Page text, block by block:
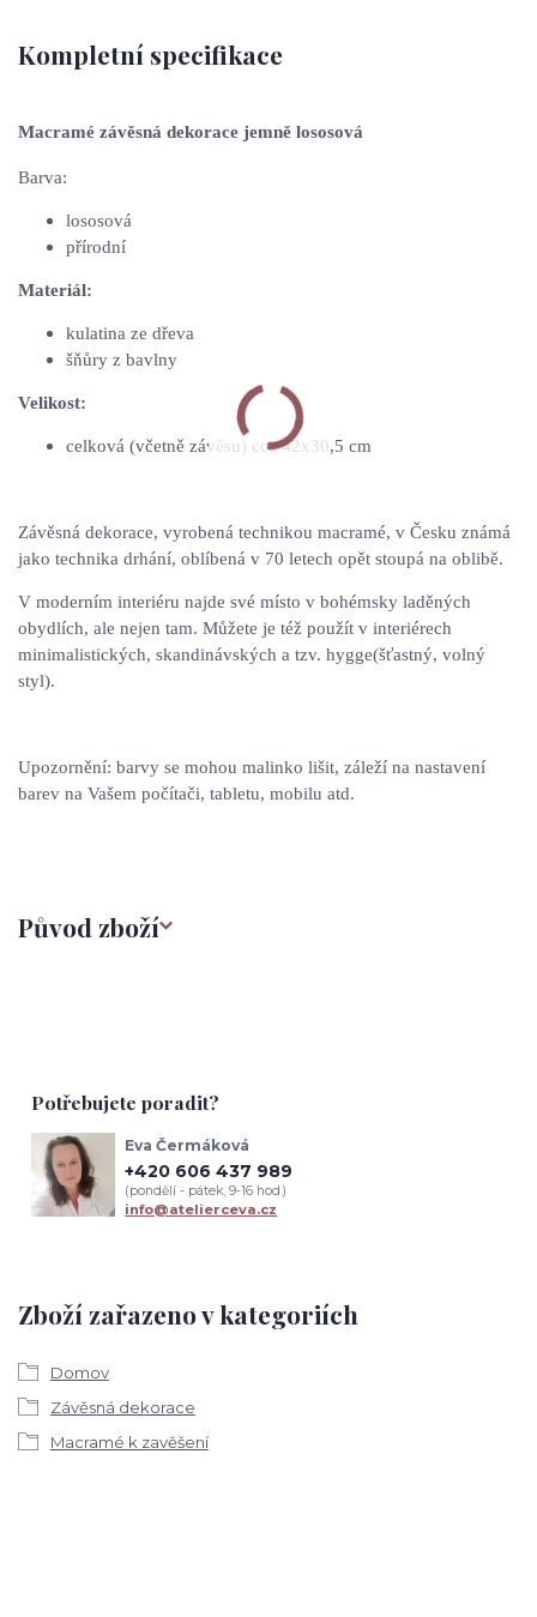
Kompletní specifikace
Macramé závěsná dekorace jemně lososová
Barva:
lososová
přírodní
Materiál:
kulatina ze dřeva
šňůry z bavlny
Velikost:
celková (včetně závěsu) cca 42x30,5 cm
Závěsná dekorace, vyrobená technikou macramé, v Česku známá
jako technika drhání, oblíbená v 70 letech opět stoupá na oblibě.
V moderním interiéru najde své místo v bohémsky laděných
obydlích, ale nejen tam. Můžete je též použít v interiérech
minimalistických, skandinávských a tzv. hygge(šťastný, volný
styl).
Upozornění: barvy se mohou malinko lišit, záleží na nastavení
barev na Vašem počítači, tabletu, mobilu atd.
Původ zboží
Zboží zařazeno v kategoriích
Domov
Závěsná dekorace
Macramé k zavěšení
Potřebujete poradit?
Eva Čermáková
+420 606 437 989
(pondělí - pátek, 9-16 hod.)
info@atelierceva.cz